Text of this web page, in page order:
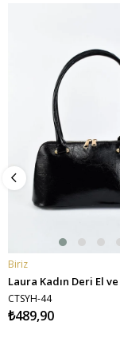
SEPETE EKLE
Biriz
CTSYH-44
₺489,90